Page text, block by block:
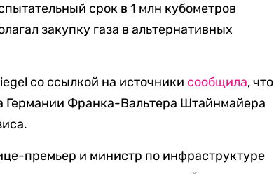
срок в 1 млн кубометров
закупку газа в альтернативных
со ссылкой на источники сообщила, что
Германии Франка-Вальтера Штайнмайера
премьер и министр по инфраструктуре